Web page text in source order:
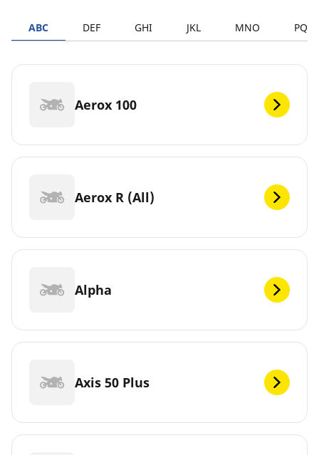
ABC DEF GHI JKL MNO PQRS
Aerox 100
Aerox R (All)
Alpha
Axis 50 Plus